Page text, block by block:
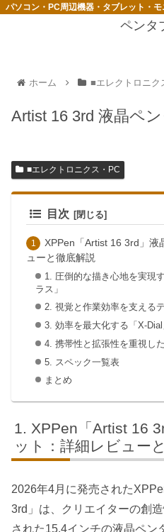
パソコン・PC周辺機器・タブレット・
ペンタ
ホーム ■エレクトロニク
Artist 16 3rd 液晶ペ
■エレクトロニクス・PC
目次
XPPen「Artist 16 3rd」液
ューと徹底解説
1. 圧倒的な描き心地を実現
ラス」
2. 視覚と作業効率を支える
3. 効率を最大化する「X-
4. 携帯性と拡張性を重視し
5. スペック一覧表
まとめ
XPPen「Artist 16
ット：詳細レビュー
2026年4月に発売された
3rd」は、クリエイターの創
された15.4インチの液晶ペン